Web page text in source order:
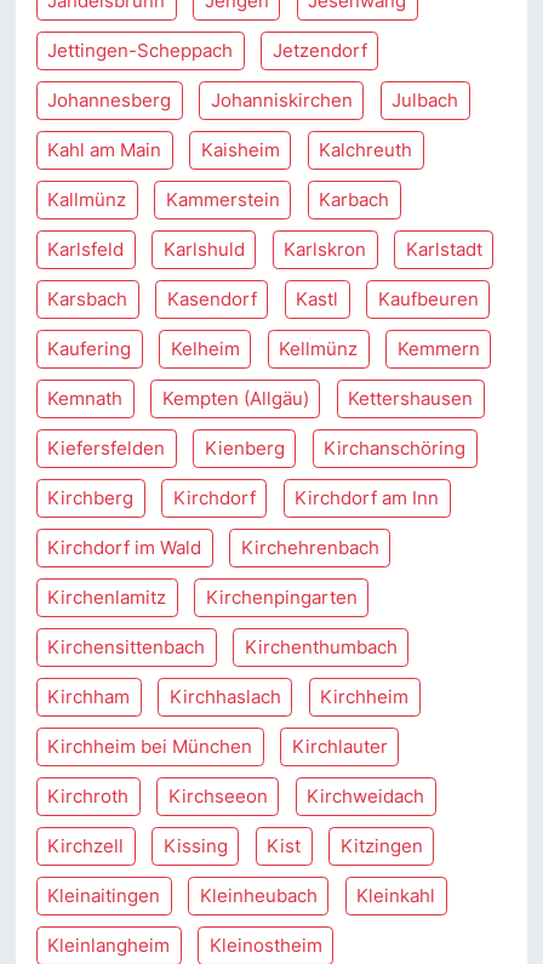
Jettingen-Scheppach Jetzendorf
Johannesberg Johanniskirchen Julbach
Kahl am Main Kaisheim Kalchreuth
Kallmünz Kammerstein Karbach
Karlsfeld Karlshuld Karlskron Karlstadt
Karsbach Kasendorf Kastl Kaufbeuren
Kaufering Kelheim Kellmünz Kemmern
Kemnath Kempten (Allgäu) Kettershausen
Kiefersfelden Kienberg Kirchanschöring
Kirchberg Kirchdorf Kirchdorf am Inn
Kirchdorf im Wald Kirchehrenbach
Kirchenlamitz Kirchenpingarten
Kirchensittenbach Kirchenthumbach
Kirchham Kirchhaslach Kirchheim
Kirchheim bei München Kirchlauter
Kirchroth Kirchseeon Kirchweidach
Kirchzell Kissing Kist Kitzingen
Kleinaitingen Kleinheubach Kleinkahl
Kleinlangheim Kleinostheim